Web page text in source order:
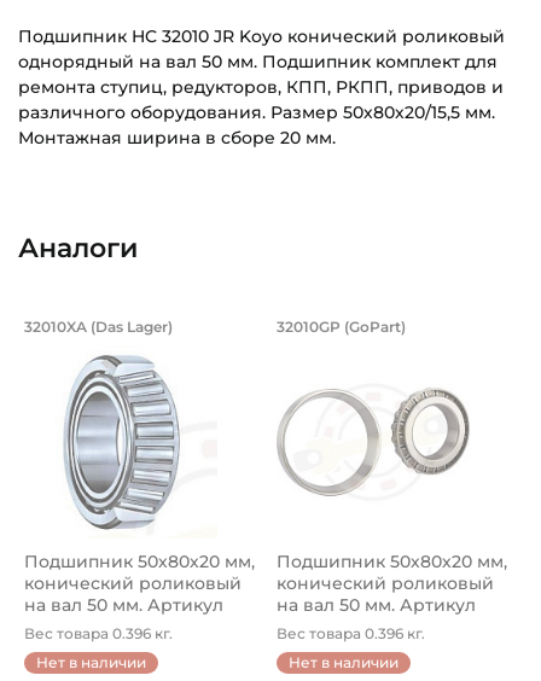
Подшипник HC 32010 JR Koyo конический роликовый
однорядный на вал 50 мм. Подшипник комплект для
ремонта ступиц, редукторов, КПП, РКПП, приводов и
различного оборудования. Размер 50х80х20/15,5 мм.
Монтажная ширина в сборе 20 мм.
Наружный диаметр (D):
Ширина внутреннего кольца (B):
Ширина наружного кольца (С):
15,5 мм
Ширина в сборе (Монтажная):
Тип посадочного отверстия на вал:
Круг
Тип наружного кольца:
Цилиндрическое
Категория:
Аналоги
Подшипник 50х80х20 мм,
32010XA (Das Lager)
Подшипник 50х80х20 мм,
конический роликовый
на вал 50 мм. Артикул
32010...
Вес товара 0.396 кг.
Нет в наличии
Подшипник
32010GP (GoPart)
Подшипник 50х80х20 мм,
конический роликовый
на вал 50 мм. Артикул
32010...
Вес товара 0.396 кг.
Нет в наличии